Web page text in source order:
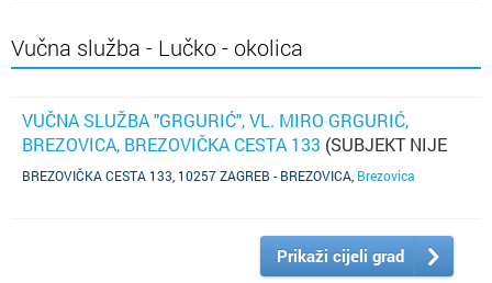
Vučna služba - Lučko - okolica
VUČNA SLUŽBA "GRGURIĆ", VL. MIRO GRGURIĆ,
BREZOVICA, BREZOVIČKA CESTA 133 (SUBJEKT NIJE
AŽURIRAO PODATKE)
BREZOVIČKA CESTA 133, 10257 ZAGREB - BREZOVICA Brezovica
Prikaži cijeli grad